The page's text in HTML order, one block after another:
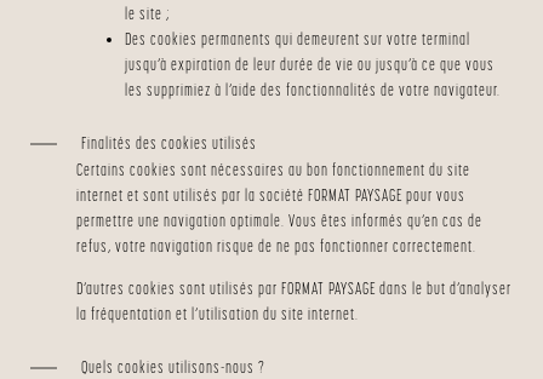
le site ;
Des cookies permanents qui demeurent sur votre terminal
jusqu’à expiration de leur durée de vie ou jusqu’à ce que vous
les supprimiez à l’aide des fonctionnalités de votre navigateur.
Finalités des cookies utilisés
Certains cookies sont nécessaires au bon fonctionnement du site
internet et sont utilisés par la société FORMAT PAYSAGE pour vous
permettre une navigation optimale. Vous êtes informés qu’en cas de
refus, votre navigation risque de ne pas fonctionner correctement.
D’autres cookies sont utilisés par FORMAT PAYSAGE dans le but d’analyser
la fréquentation et l’utilisation du site internet.
Quels cookies utilisons-nous ?